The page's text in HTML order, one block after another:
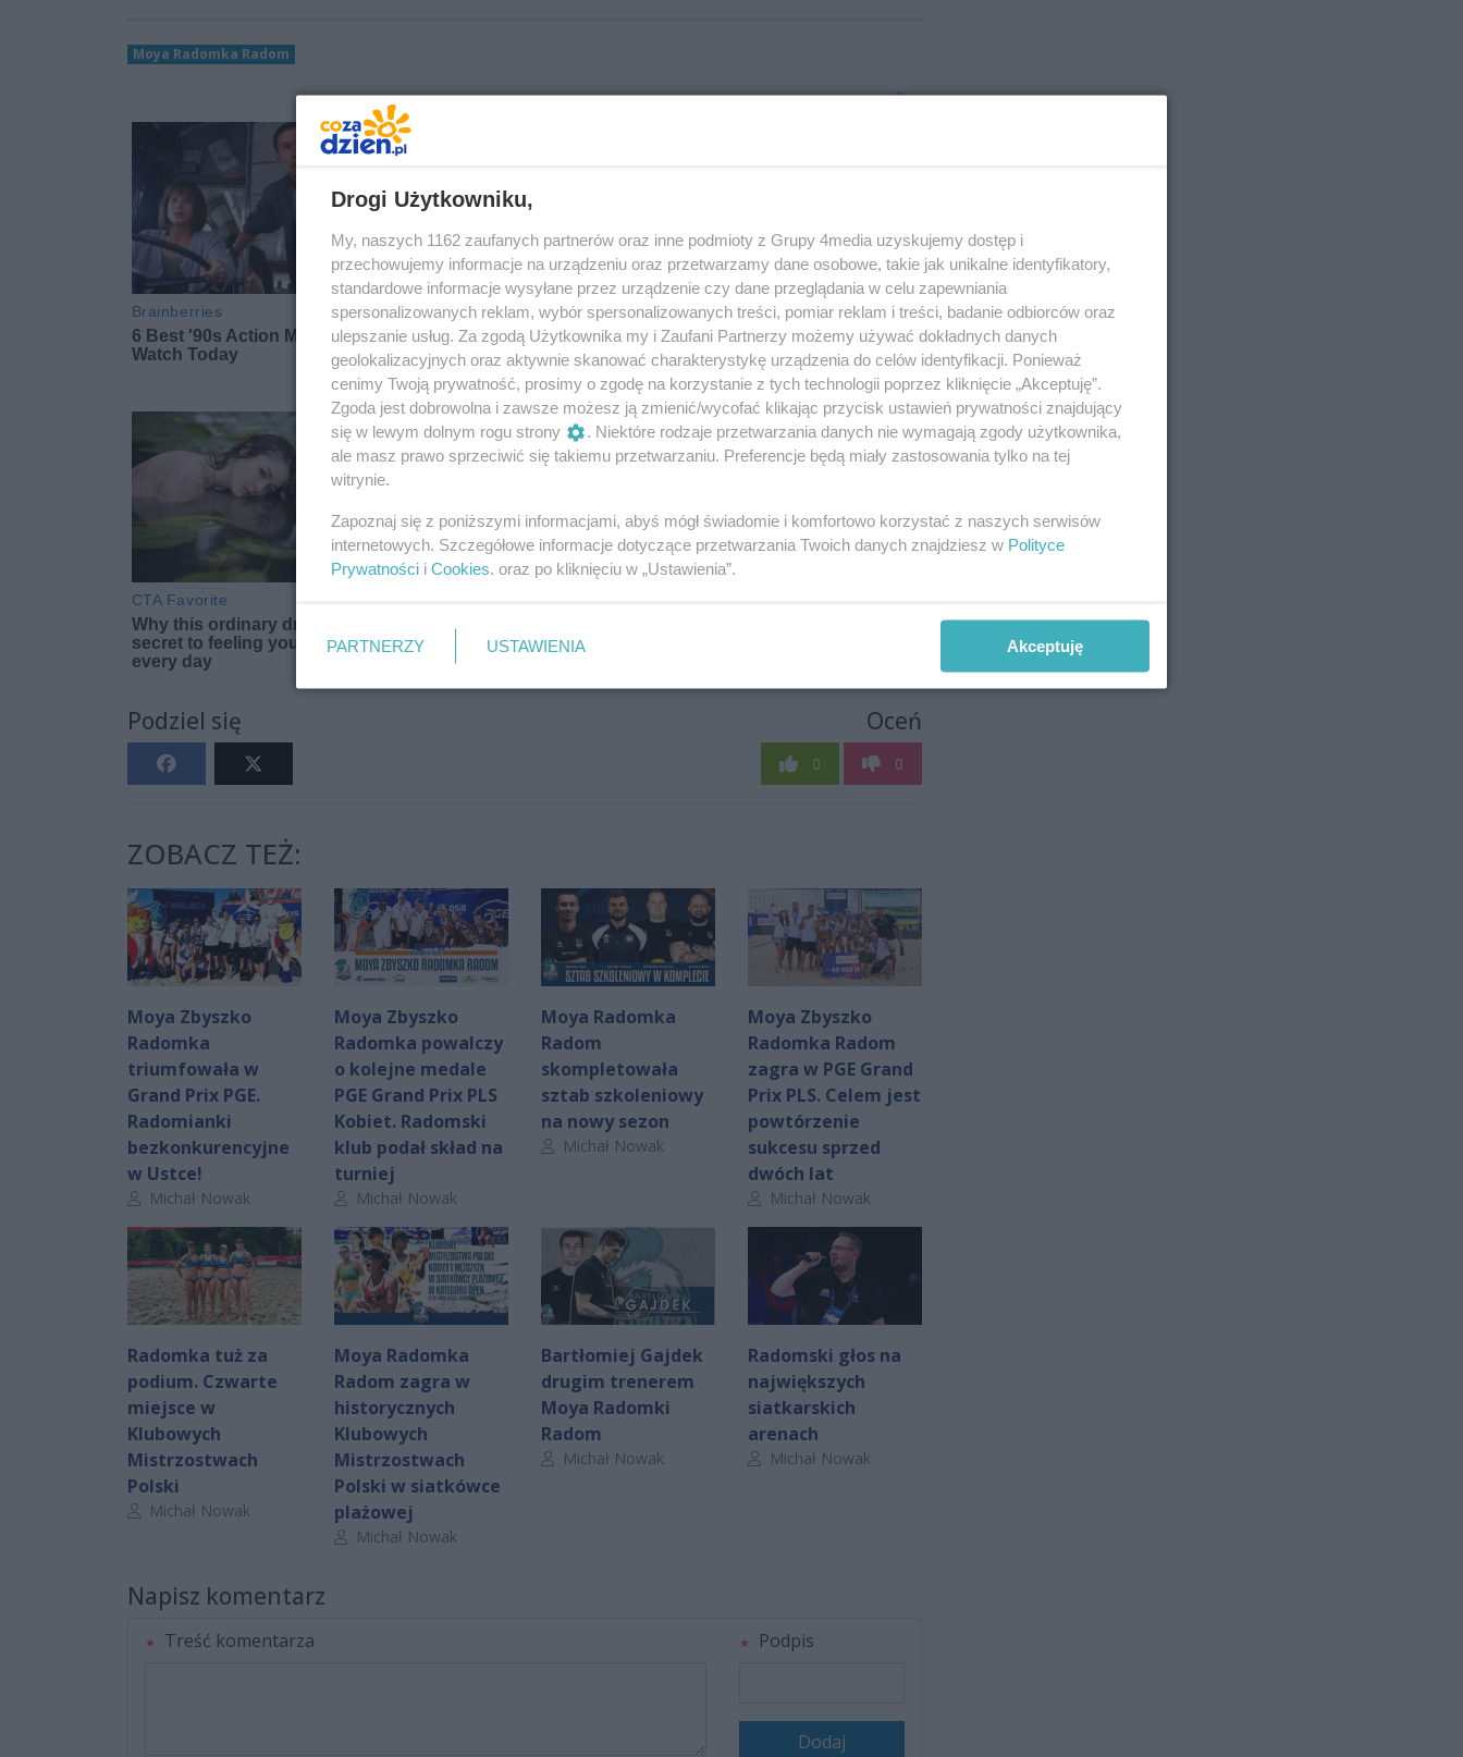
Moya Radomka Radom
Podziel się Oceń
0 0
ZOBACZ TEŻ:
Moya Zbyszko
Radomka
triumfowała w
Grand Prix PGE.
Radomianki
bezkonkurencyjne
w Ustce!
Autor artykułu:
Michał Nowak
Moya Zbyszko
Radomka powalczy
o kolejne medale
PGE Grand Prix PLS
Kobiet. Radomski
klub podał skład na
turniej
Autor artykułu:
Michał Nowak
Moya Radomka
Radom
skompletowała
sztab szkoleniowy
na nowy sezon
Autor artykułu:
Michał Nowak
Moya Zbyszko
Radomka Radom
zagra w PGE Grand
Prix PLS. Celem jest
powtórzenie
sukcesu sprzed
dwóch lat
Autor artykułu:
Michał Nowak
Radomka tuż za
podium. Czwarte
miejsce w
Klubowych
Mistrzostwach
Polski
Autor artykułu:
Michał Nowak
Moya Radomka
Radom zagra w
historycznych
Klubowych
Mistrzostwach
Polski w siatkówce
plażowej
Autor artykułu:
Michał Nowak
Bartłomiej Gajdek
drugim trenerem
Moya Radomki
Radom
Autor artykułu:
Michał Nowak
Radomski głos na
największych
siatkarskich
arenach
Autor artykułu:
Michał Nowak
Napisz komentarz
Treść komentarza Podpis
Dodaj
Drogi Użytkowniku,
My, naszych 1162 zaufanych partnerów oraz inne podmioty z Grupy 4media uzyskujemy dostęp i
przechowujemy informacje na urządzeniu oraz przetwarzamy dane osobowe, takie jak unikalne identyfikatory,
standardowe informacje wysyłane przez urządzenie czy dane przeglądania w celu zapewniania
spersonalizowanych reklam, wybór spersonalizowanych treści, pomiar reklam i treści, badanie odbiorców oraz
ulepszanie usług. Za zgodą Użytkownika my i Zaufani Partnerzy możemy używać dokładnych danych
geolokalizacyjnych oraz aktywnie skanować charakterystykę urządzenia do celów identyfikacji. Ponieważ
cenimy Twoją prywatność, prosimy o zgodę na korzystanie z tych technologii poprzez kliknięcie „Akceptuję”.
Zgoda jest dobrowolna i zawsze możesz ją zmienić/wycofać klikając przycisk ustawień prywatności znajdujący
się w lewym dolnym rogu strony
. Niektóre rodzaje przetwarzania danych nie wymagają zgody użytkownika,
ale masz prawo sprzeciwić się takiemu przetwarzaniu. Preferencje będą miały zastosowania tylko na tej
witrynie.
Zapoznaj się z poniższymi informacjami, abyś mógł świadomie i komfortowo korzystać z naszych serwisów
internetowych. Szczegółowe informacje dotyczące przetwarzania Twoich danych znajdziesz w Polityce
Prywatności i Cookies. oraz po kliknięciu w „Ustawienia”.
PARTNERZY USTAWIENIA Akceptuję